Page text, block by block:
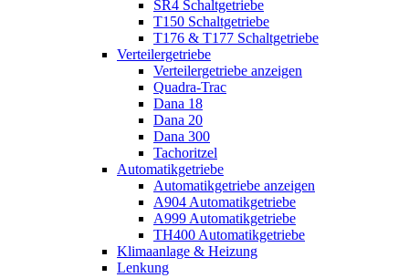
SR4 Schaltgetriebe
T150 Schaltgetriebe
T176 & T177 Schaltgetriebe
Verteilergetriebe
Verteilergetriebe anzeigen
Quadra-Trac
Dana 18
Dana 20
Dana 300
Tachoritzel
Automatikgetriebe
Automatikgetriebe anzeigen
A904 Automatikgetriebe
A999 Automatikgetriebe
TH400 Automatikgetriebe
Klimaanlage & Heizung
Lenkung